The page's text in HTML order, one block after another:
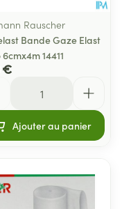
Rauscher
Bande Gaze Elast
14411
€
Ajouter au panier